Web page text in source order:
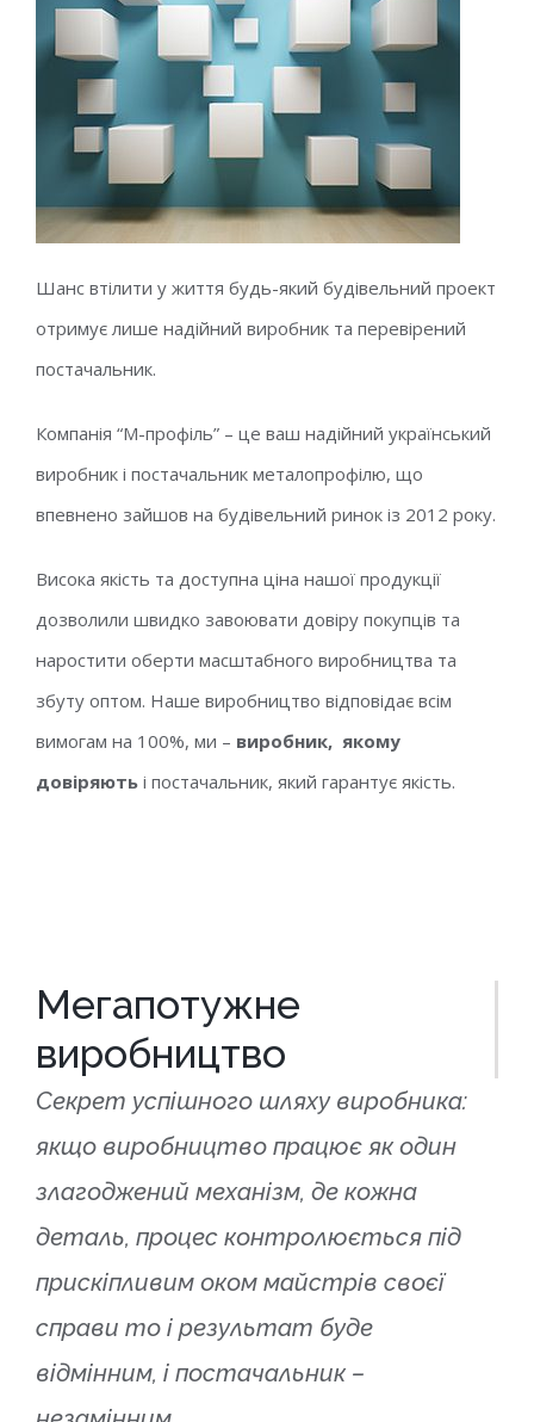
Шанс втілити у життя будь-який будівельний проект
отримує лише надійний виробник та перевірений
постачальник.
Компанія “М-профіль” – це ваш надійний український
виробник і постачальник металопрофілю, що
впевнено зайшов на будівельний ринок із 2012 року.
Висока якість та доступна ціна нашої продукції
дозволили швидко завоювати довіру покупців та
наростити оберти масштабного виробництва та
збуту оптом. Наше виробництво відповідає всім
вимогам на 100%, ми – виробник, якому
довіряютьі постачальник, який гарантує якість.
Мегапотужне
виробництво
Секрет успішного шляху виробника:
якщо виробництво працює як один
злагоджений механізм, де кожна
деталь, процес контролюється під
прискіпливим оком майстрів своєї
справи то і результат буде
відмінним, і постачальник –